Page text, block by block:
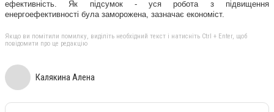
ефективність. Як підсумок - уся робота з підвищення
енергоефективності була заморожена, зазначає економіст.
Якщо ви помітили помилку, виділіть необхідний текст і натисніть Ctrl + Enter, щоб
повідомити про це редакцію
Калякина Алена